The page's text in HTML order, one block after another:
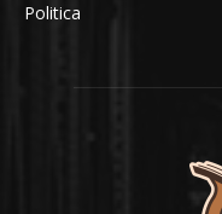
Politica